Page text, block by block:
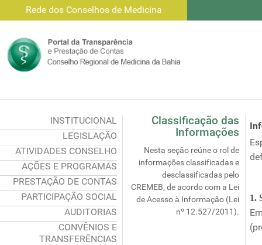
Rede dos Conselhos de Medicina
INSTITUCIONAL
LEGISLAÇÃO
ATIVIDADES CONSELHO
AÇÕES E PROGRAMAS
PRESTAÇÃO DE CONTAS
PARTICIPAÇÃO SOCIAL
AUDITORIAS
CONVÊNIOS E
TRANSFERÊNCIAS
Classificação das
Informações
Nesta seção reúne o rol de
informações classificadas e
desclassificadas pelo
CREMEB, de acordo com a Lei
de Acesso à Informação (Lei
nº 12.527/2011).
1.